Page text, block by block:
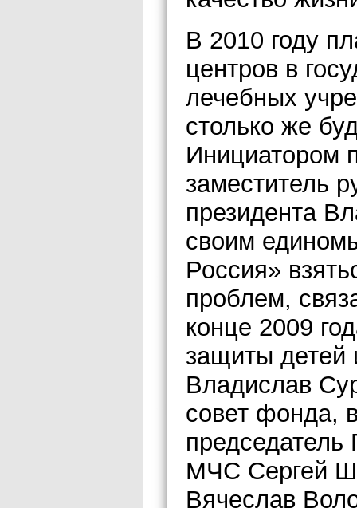
В 2010 году
центров в
лечебных
столько же
Инициатором
заместитель
президента
своим
Россия»
проблем,
конце 2009
защиты детей
Владислав
совет фонда,
МЧС Сергей
Вячеслав